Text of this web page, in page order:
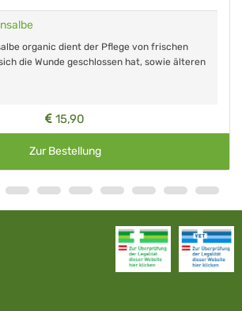
organic dient der Pflege von frischen
die Wunde geschlossen hat, sowie älteren
15,90
Zur Bestellung